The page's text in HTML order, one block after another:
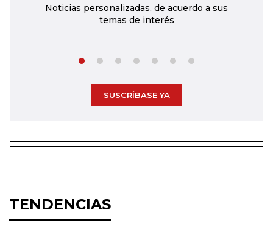
Noticias personalizadas, de acuerdo a sus
temas de interés
SUSCRÍBASE YA
TENDENCIAS